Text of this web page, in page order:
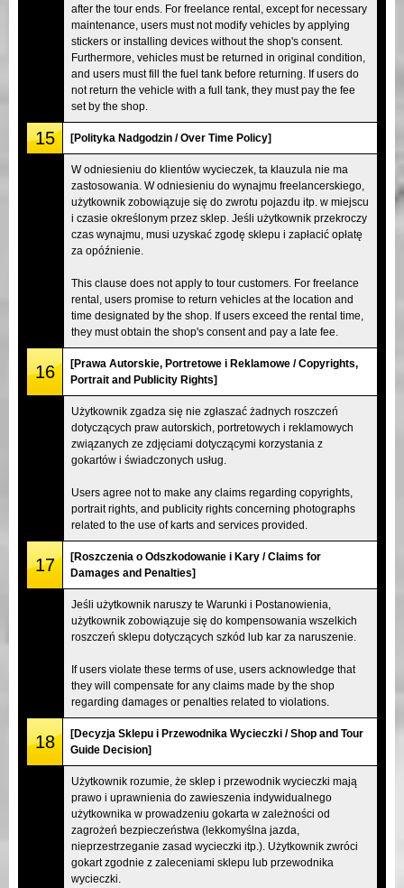
after the tour ends. For freelance rental, except for necessary
maintenance, users must not modify vehicles by applying
stickers or installing devices without the shop's consent.
Furthermore, vehicles must be returned in original condition,
and users must fill the fuel tank before returning. If users do
not return the vehicle with a full tank, they must pay the fee
set by the shop.
15 [Polityka Nadgodzin / Over Time Policy]
W odniesieniu do klientów wycieczek, ta klauzula nie ma
zastosowania. W odniesieniu do wynajmu freelancerskiego,
użytkownik zobowiązuje się do zwrotu pojazdu itp. w miejscu
i czasie określonym przez sklep. Jeśli użytkownik przekroczy
czas wynajmu, musi uzyskać zgodę sklepu i zapłacić opłatę
za opóźnienie.
This clause does not apply to tour customers. For freelance
rental, users promise to return vehicles at the location and
time designated by the shop. If users exceed the rental time,
they must obtain the shop's consent and pay a late fee.
16
[Prawa Autorskie, Portretowe i Reklamowe / Copyrights,
Portrait and Publicity Rights]
Użytkownik zgadza się nie zgłaszać żadnych roszczeń
dotyczących praw autorskich, portretowych i reklamowych
związanych ze zdjęciami dotyczącymi korzystania z
gokartów i świadczonych usług.
Users agree not to make any claims regarding copyrights,
portrait rights, and publicity rights concerning photographs
related to the use of karts and services provided.
17
[Roszczenia o Odszkodowanie i Kary / Claims for
Damages and Penalties]
Jeśli użytkownik naruszy te Warunki i Postanowienia,
użytkownik zobowiązuje się do kompensowania wszelkich
roszczeń sklepu dotyczących szkód lub kar za naruszenie.
If users violate these terms of use, users acknowledge that
they will compensate for any claims made by the shop
regarding damages or penalties related to violations.
18
[Decyzja Sklepu i Przewodnika Wycieczki / Shop and Tour
Guide Decision]
Użytkownik rozumie, że sklep i przewodnik wycieczki mają
prawo i uprawnienia do zawieszenia indywidualnego
użytkownika w prowadzeniu gokarta w zależności od
zagrożeń bezpieczeństwa (lekkomyślna jazda,
nieprzestrzeganie zasad wycieczki itp.). Użytkownik zwróci
gokart zgodnie z zaleceniami sklepu lub przewodnika
wycieczki.